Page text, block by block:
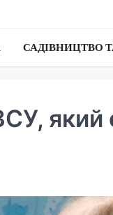
САДІВНИЦТВО
який